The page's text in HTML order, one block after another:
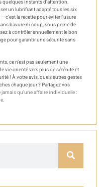
instants d’attention.
un lubrifiant adapté tous les six
c’est la recette pour éviter l’usure
bavure ni coup, sous peine de
à contrôler annuellement le bon
pour garantir une sécurité sans
ce n’est pas seulement une
vie orienté vers plus de sérénité et
! À votre avis, quels autres gestes
chaque jour ? Partagez vos
jamais qu’une affaire individuelle :